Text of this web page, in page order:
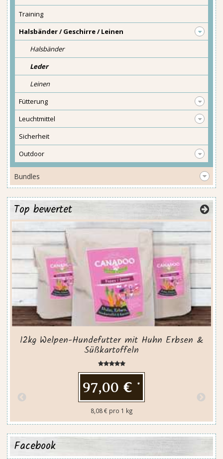
Training
Halsbänder / Geschirre / Leinen
Halsbänder
Leder
Leinen
Fütterung
Leuchtmittel
Sicherheit
Outdoor
Bundles
Top bewertet
12kg Welpen-Hundefutter mit Huhn Erbsen &
Süßkartoffeln
97,00 € *
8,08 € pro 1 kg
Facebook